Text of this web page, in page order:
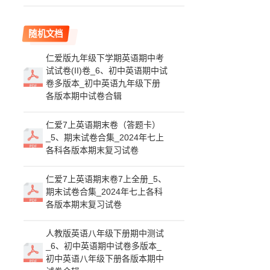
随机文档
仁爱版九年级下学期英语期中考
试试卷(II)卷_6、初中英语期中试
卷多版本_初中英语九年级下册
各版本期中试卷合辑
仁爱7上英语期末卷（答题卡）
_5、期末试卷合集_2024年七上
各科各版本期末复习试卷
仁爱7上英语期末卷7上全册_5、
期末试卷合集_2024年七上各科
各版本期末复习试卷
人教版英语八年级下册期中测试
_6、初中英语期中试卷多版本_
初中英语八年级下册各版本期中